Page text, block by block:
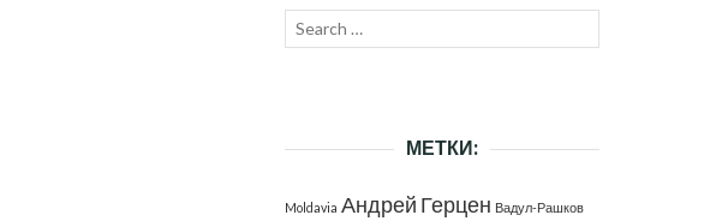
Search
МЕТКИ:
Moldavia Андрей Герцен Вадул-Рашков